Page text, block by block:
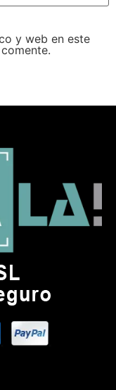
y web en este